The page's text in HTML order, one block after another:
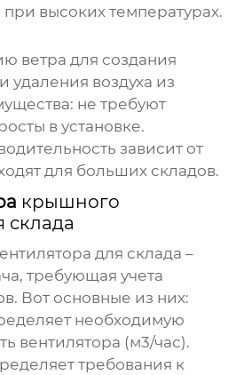
высоких температурах.
ветра для создания
удаления воздуха из
не требуют
в установке.
зависит от
для больших складов.
крышного
склада
для склада –
требующая учета
Вот основные из них:
необходимую
вентилятора (м3/час).
требования к